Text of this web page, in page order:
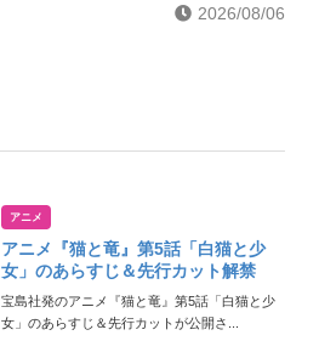
2026/08/06
アニメ
アニメ『猫と竜』第5話「白猫と少
女」のあらすじ＆先行カット解禁
宝島社発のアニメ『猫と竜』第5話「白猫と少
女」のあらすじ＆先行カットが公開さ...